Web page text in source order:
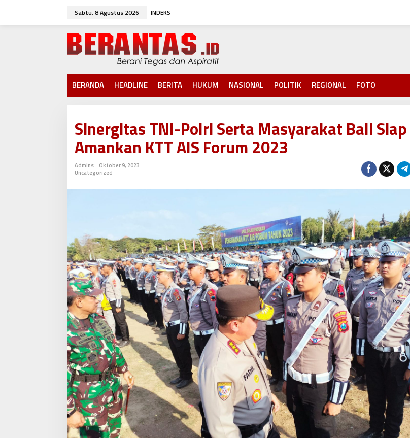
w
Sabtu, 8 Agustus 2026 INDEKS
BERANDA HEADLINE BERITA HUKUM NASIONAL POLITIK REGIONAL FOTO
Sinergitas TNI-Polri Serta Masyarakat Bali Siap
Amankan KTT AIS Forum 2023
Admins
Oktober 9, 2023
Uncategorized